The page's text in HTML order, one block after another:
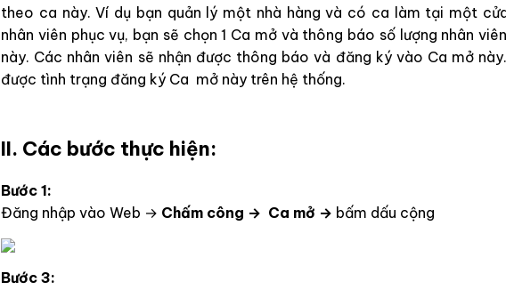
theo ca này. Ví dụ bạn quản lý một nhà hàng và có ca làm tại một
nhân viên phục vụ, bạn sẽ chọn 1 Ca mở và thông báo số lượng nhân
này. Các nhân viên sẽ nhận được thông báo và đăng ký vào Ca mở
được tình trạng đăng ký Ca mở này trên hệ thống.
II. Các bước thực hiện:
Bước 1:
Đăng nhập vào Web → Chấm công → Ca mở → bấm dấu cộng
Bước 3: